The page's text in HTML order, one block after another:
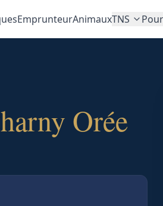
EmprunteurAnimauxTNS
Orée